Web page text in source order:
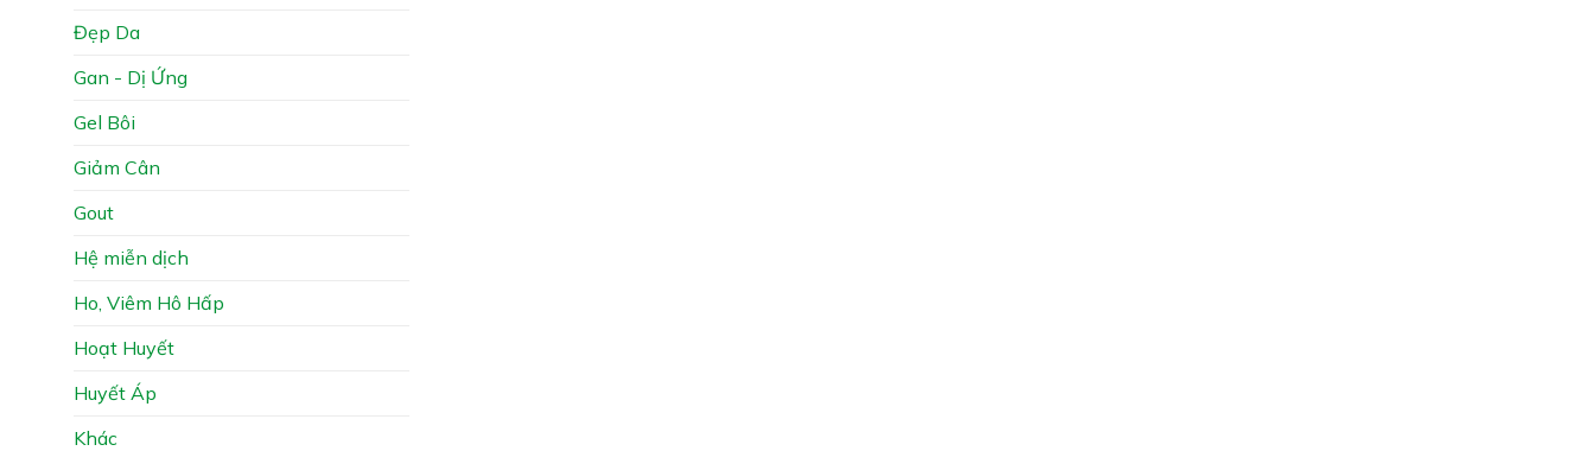
Đẹp Da
Gan - Dị Ứng
Gel Bôi
Giảm Cân
Gout
Hệ miễn dịch
Ho, Viêm Hô Hấp
Hoạt Huyết
Huyết Áp
Khác